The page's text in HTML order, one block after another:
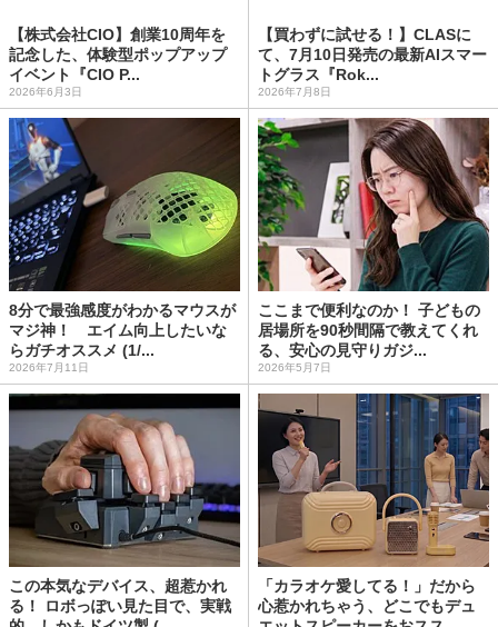
【株式会社CIO】創業10周年を
記念した、体験型ポップアップ
イベント『CIO P...
2026年6月3日
【買わずに試せる！】CLASに
て、7月10日発売の最新AIスマー
トグラス『Rok...
2026年7月8日
8分で最強感度がわかるマウスが
マジ神！ エイム向上したいな
らガチオススメ (1/...
2026年7月11日
ここまで便利なのか！ 子どもの
居場所を90秒間隔で教えてくれ
る、安心の見守りガジ...
2026年5月7日
この本気なデバイス、超惹かれ
る！ ロボっぽい見た目で、実戦
「カラオケ愛してる！」だから
心惹かれちゃう、どこでもデュ